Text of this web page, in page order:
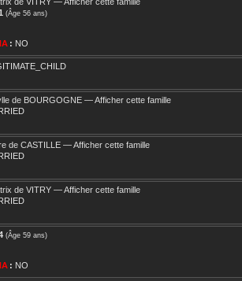
(Âge 56 ans)
: NO
de BOURGOGNE —Afficher cette famille
de CASTILLE —Afficher cette famille
de VITRY —Afficher cette famille
(Âge 59 ans)
: NO